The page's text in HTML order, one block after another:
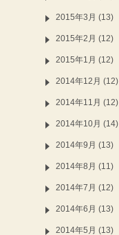
2015年3月 (13)
2015年2月 (12)
2015年1月 (12)
2014年12月 (12)
2014年11月 (12)
2014年10月 (14)
2014年9月 (13)
2014年8月 (11)
2014年7月 (12)
2014年6月 (13)
2014年5月 (13)